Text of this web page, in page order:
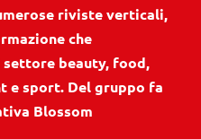
riviste verticali,
che
beauty, food,
e sport. Del gruppo fa
Blossom